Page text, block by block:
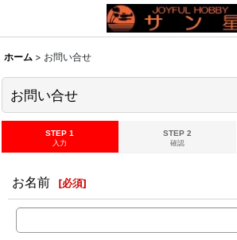
ホーム > お問い合せ
お問い合せ
STEP 1
入力
STEP 2
確認
お名前 [必須]